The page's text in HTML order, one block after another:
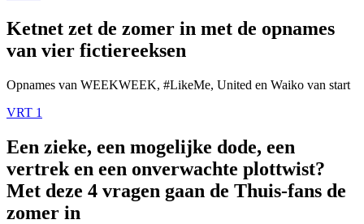
Ketnet zet de zomer in met de opnames
van vier fictiereeksen
Opnames van WEEKWEEK, #LikeMe, United en Waiko van start
VRT 1
Een zieke, een mogelijke dode, een
vertrek en een onverwachte plottwist?
Met deze 4 vragen gaan de Thuis-fans de
zomer in